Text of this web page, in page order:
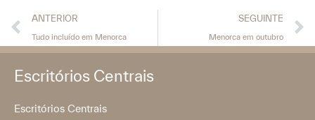
ANTERIOR
Tudo incluído em Menorca
SEGUINTE
Menorca em outubro
Escritórios Centrais
Escritórios Centrais